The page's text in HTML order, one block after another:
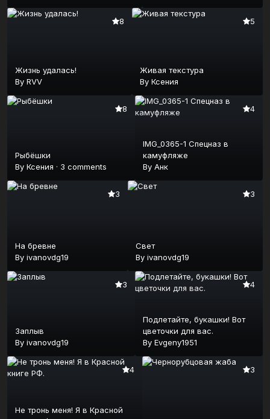
8
Жизнь удалась!
By RVV
5
Живая текстура
By Ксения
8
Рыбёшки
By Ксения · 3 comments
4
IMG_0365-1 Спецназ в
камуфляже
By Анк
3
На бревне
By ivanovdg19
3
Свет
By ivanovdg19
3
Заплыв
By ivanovdg19
4
Подлетайте, букашки! Вот
цветочки для вас.
By Evgeny1951
4
Не тронь меня! Я в Красной
3